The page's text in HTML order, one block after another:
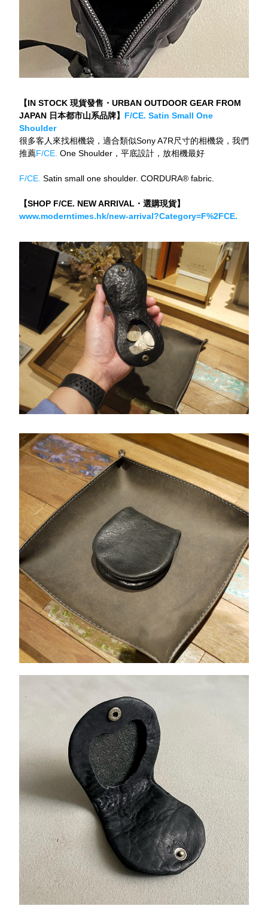
【IN STOCK 現貨發售・URBAN OUTDOOR GEAR FROM
JAPAN 日本都市山系品牌】 F/CE. Satin Small One
Shoulder
很多客人來找相機袋，適合類似Sony A7R尺寸的相機袋，我們
推薦F/CE. One Shoulder，平底設計，放相機最好
F/CE. Satin small one shoulder. CORDURA® fabric.
【SHOP F/CE. NEW ARRIVAL・選購現貨】
www.moderntimes.hk/new-arrival?Category=F%2FCE.